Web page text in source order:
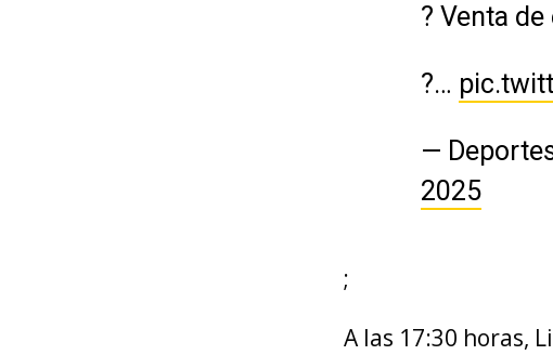
? Venta
?️…
—
2025
;
A las 17:30 horas,